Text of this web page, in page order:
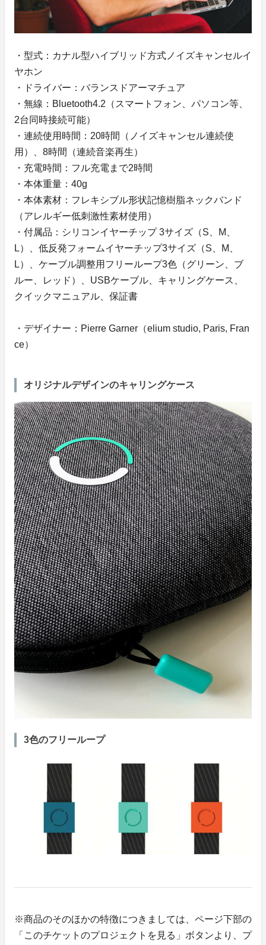
・型式：カナル型ハイブリッド方式ノイズキャンセルイ
ヤホン
・ドライバー：バランスドアーマチュア
・無線：Bluetooth4.2（スマートフォン、パソコン等、
2台同時接続可能）
・連続使用時間：20時間（ノイズキャンセル連続使
用）、8時間（連続音楽再生）
・充電時間：フル充電まで2時間
・本体重量：40g
・本体素材：フレキシブル形状記憶樹脂ネックバンド
（アレルギー低刺激性素材使用）
・付属品：シリコンイヤーチップ 3サイズ（S、M、
L）、低反発フォームイヤーチップ3サイズ（S、M、
L）、ケーブル調整用フリーループ3色（グリーン、ブ
ルー、レッド）、USBケーブル、キャリングケース、
クイックマニュアル、保証書
・デザイナー：Pierre Garner（elium studio, Paris, Fran
ce）
オリジナルデザインのキャリングケース
3色のフリーループ
※商品のそのほかの特徴につきましては、ページ下部の
「このチケットのプロジェクトを見る」ボタンより、プ